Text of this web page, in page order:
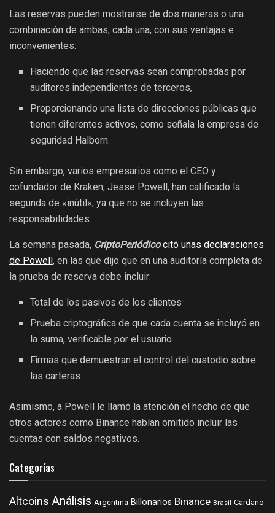
Las reservas pueden mostrarse de dos maneras o una
combinación de ambas, cada una, con sus ventajas e
inconvenientes:
Haciendo que las reservas sean comprobadas por
auditores independientes de terceros,
Proporcionando una lista de direcciones públicas que
tienen diferentes activos, como señala la empresa de
seguridad Halborn.
Sin embargo, varios empresarios como el CEO y
cofundador de Kraken, Jesse Powell, han calificado la
segunda de «inútil», ya que no se incluyen las
responsabilidades.
La semana pasada, CriptoPeriódico citó unas declaraciones
de Powell , en las que dijo que en una auditoría completa de
la prueba de reserva debe incluir:
Total de los pasivos de los clientes
Prueba criptográfica de que cada cuenta se incluyó en
la suma, verificable por el usuario
Firmas que demuestran el control del custodio sobre
las carteras.
Asimismo, a Powell le llamó la atención el hecho de que
otros actores como Binance habían omitido incluir las
cuentas con saldos negativos.
Categorías
AltcoinsAnálisis Argentina BillonariosBinance Brasil Cardano